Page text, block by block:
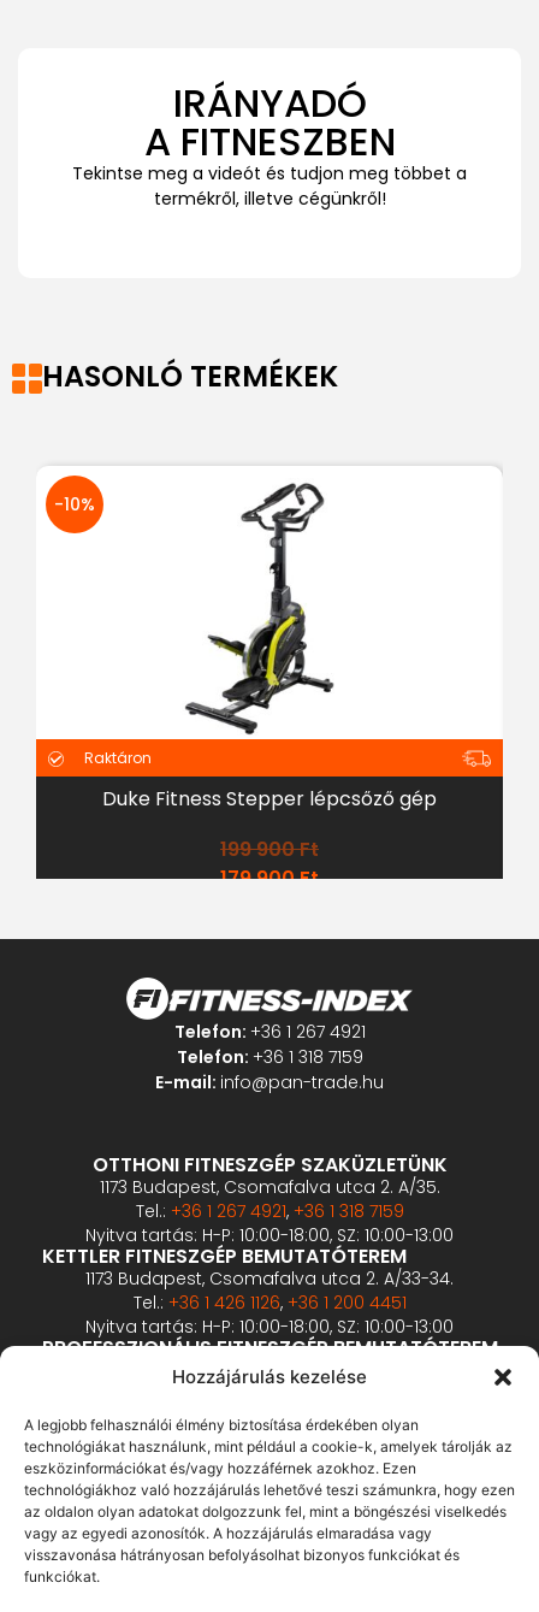
Hozzájárulás kezelése
A legjobb felhasználói élmény biztosítása érdekében olyan
technológiákat használunk, mint például a cookie-k, amelyek tárolják az
eszközinformációkat és/vagy hozzáférnek azokhoz. Ezen
technológiákhoz való hozzájárulás lehetővé teszi számunkra, hogy ezen
az oldalon olyan adatokat dolgozzunk fel, mint a böngészési viselkedés
vagy az egyedi azonosítók. A hozzájárulás elmaradása vagy
visszavonása hátrányosan befolyásolhat bizonyos funkciókat és
funkciókat.
IRÁNYADÓ
A FITNESZBEN
Tekintse meg a videót és tudjon meg többet a
termékről, illetve cégünkről!
HASONLÓ TERMÉKEK
-10%
Raktáron
Duke Fitness Stepper lépcsőző gép
199 900Ft
179 900Ft
Telefon: +36 1 267 4921
Telefon: +36 1 318 7159
E-mail: info@pan-trade.hu
OTTHONI FITNESZGÉP SZAKÜZLETÜNK
1173 Budapest, Csomafalva utca 2. A/35.
Tel.: +36 1 267 4921, +36 1 318 7159
Nyitva tartás: H-P: 10:00-18:00, SZ: 10:00-13:00
KETTLER FITNESZGÉP BEMUTATÓTEREM
1173 Budapest, Csomafalva utca 2. A/33-34.
Tel.: +36 1 426 1126, +36 1 200 4451
Nyitva tartás: H-P: 10:00-18:00, SZ: 10:00-13:00
PROFESSZIONÁLIS FITNESZGÉP BEMUTATÓTEREM
2360 Gyál, Vállalkozó u. 12.
+36 1 900 0657
Nyitva tartás: előzetes bejelentkezés alapján
ÁSZF
Adatvédelmi tájékoztató
Fizetés és szállítás
Bankkártyás fizetés tájékoztató